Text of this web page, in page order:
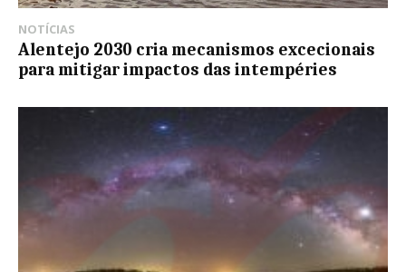
NOTÍCIAS
Alentejo 2030 cria mecanismos excecionais
para mitigar impactos das intempéries